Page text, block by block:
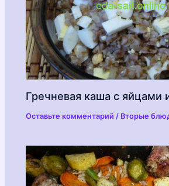
Гречневая каша с яйцами
Оставьте комментарий / Вторые